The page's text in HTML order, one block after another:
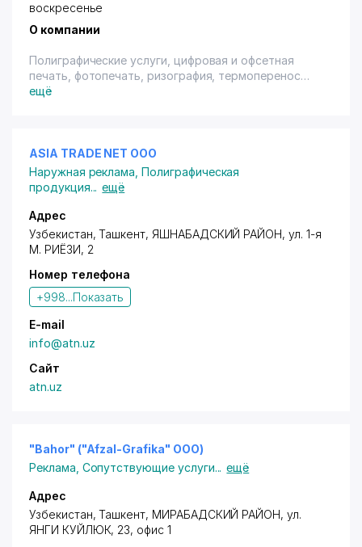
воскресенье
О компании
Полиграфические услуги, цифровая и офсетная
печать, фотопечать, ризография, термоперенос
(фото на одежду).
5% (переч.) - на ризографию от 1000 листов
формата А4;
10% (переч.) - на цифровую печать от 100 листов
формата А4.
ещё
ASIA TRADE NET ООО
Наружная реклама ,Полиграфическая
продукция... ещё
Адрес
Узбекистан, Ташкент, ЯШНАБАДСКИЙ РАЙОН,ул. 1-я
М. РИЁЗИ, 2
Номер телефона
+998...Показать
E-mail
info@atn.uz
Сайт
atn.uz
"Bahor" ("Afzal-Grafika" ООО)
Реклама Сопутствующие услуги... ещё
Адрес
Узбекистан, Ташкент, МИРАБАДСКИЙ РАЙОН, ул.
ЯНГИ КУЙЛЮК, 23, офис 1